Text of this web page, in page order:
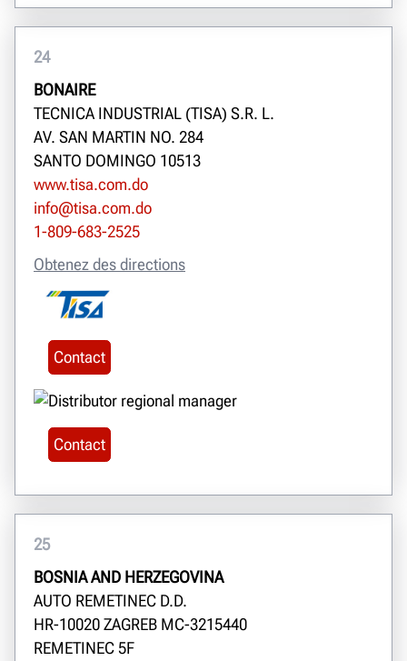
24
BONAIRE
TECNICA INDUSTRIAL (TISA) S.R. L.
AV. SAN MARTIN NO. 284
SANTO DOMINGO 10513
www.tisa.com.do
info@tisa.com.do
1-809-683-2525
Obtenez des directions
Contact
Contact
25
BOSNIA AND HERZEGOVINA
AUTO REMETINEC D.D.
HR-10020 ZAGREB MC-3215440
REMETINEC 5F